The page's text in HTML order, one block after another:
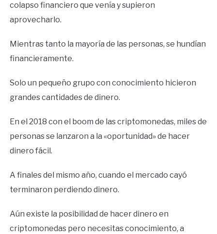
colapso financiero que venía y supieron
aprovecharlo.
Mientras tanto la mayoría de las personas, se hundían
financieramente.
Solo un pequeño grupo con conocimiento hicieron
grandes cantidades de dinero.
En el 2018 con el boom de las criptomonedas, miles de
personas se lanzaron a la «oportunidad» de hacer
dinero fácil.
A finales del mismo año, cuando el mercado cayó
terminaron perdiendo dinero.
Aún existe la posibilidad de hacer dinero en
criptomonedas pero necesitas conocimiento, a